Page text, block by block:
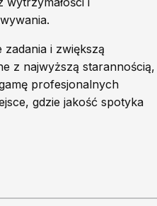
zadania i zwiększą
z najwyższą starannością,
profesjonalnych
gdzie jakość spotyka